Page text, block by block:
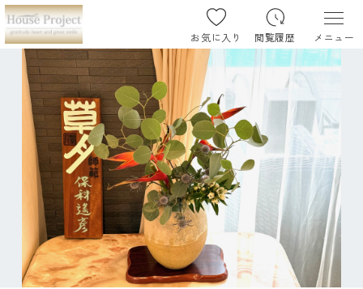
お気に入り 閲覧履歴 メニュー